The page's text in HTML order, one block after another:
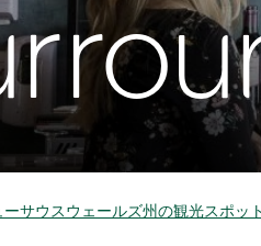
ーサウスウェールズ州の観光スポット